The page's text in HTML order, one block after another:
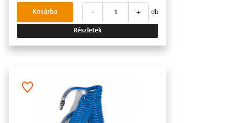
- + db
Kosárba
Részletek